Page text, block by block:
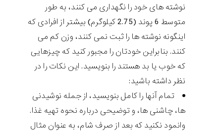
نوشته های خود را نگهداری می کنند، به طور
متوسط ​​6 پوند (2.75 کیلوگرم) بیشتر از افرادی که
اینگونه نوشته ها را ثبت نمی کنند، وزن کم می
کنند. بنابراین خودتان را مجبور کنید که چیزهایی
که خوب یا بد هستند را بنویسید. این نکات را در
نظر داشته باشید:
تمام آنها را کامل بنویسید، از جمله نوشیدنی
ها، چاشنی ها، و توضیحی درباره نحوه تهیه غذا.
وانمود نکنید که بعد از صرف شام، به عنوان مثال